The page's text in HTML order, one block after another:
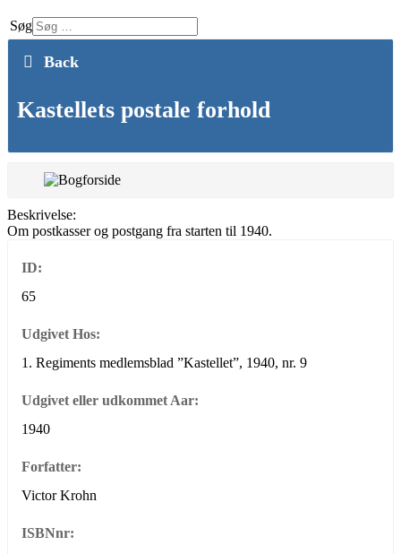
Søg
Back
Kastellets postale forhold
Beskrivelse:
Om postkasser og postgang fra starten til 1940.
ID:
65
Udgivet Hos:
1. Regiments medlemsblad ”Kastellet”, 1940, nr. 9
Udgivet eller udkommet Aar:
1940
Forfatter:
Victor Krohn
ISBNnr: